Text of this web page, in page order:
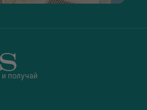
и получай